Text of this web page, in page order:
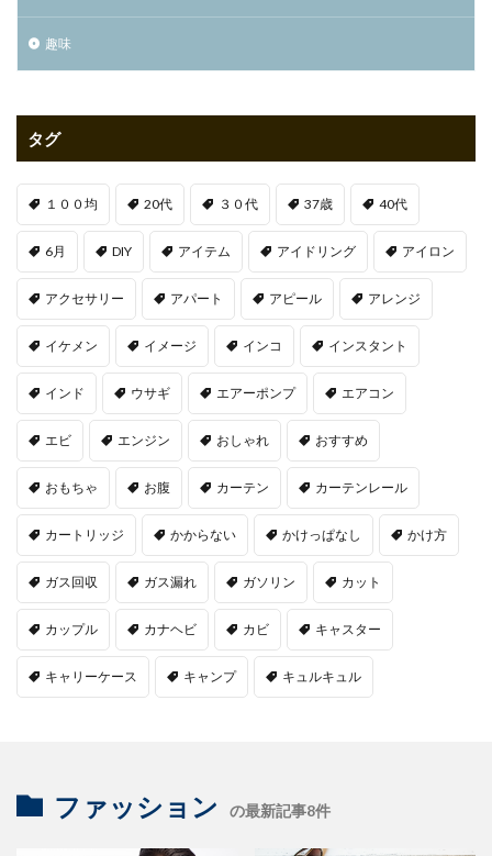
趣味
タグ
１００均 20代 ３０代 37歳 40代
6月 DIY アイテム アイドリング アイロン
アクセサリー アパート アピール アレンジ
イケメン イメージ インコ インスタント
インド ウサギ エアーポンプ エアコン
エビ エンジン おしゃれ おすすめ
おもちゃ お腹 カーテン カーテンレール
カートリッジ かからない かけっぱなし かけ方
ガス回収 ガス漏れ ガソリン カット
カップル カナヘビ カビ キャスター
キャリーケース キャンプ キュルキュル
ファッション の最新記事8件